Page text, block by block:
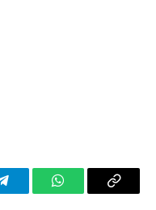
TelegramWhatsAppCopy